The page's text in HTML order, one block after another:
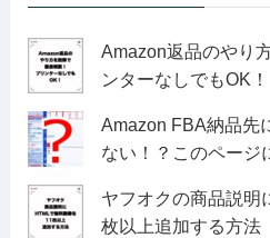
Amazon返品のやり
ンターなしでもOK！
Amazon FBA納品先
ない！？このページ
ヤフオクの商品説明
枚以上追加する方法